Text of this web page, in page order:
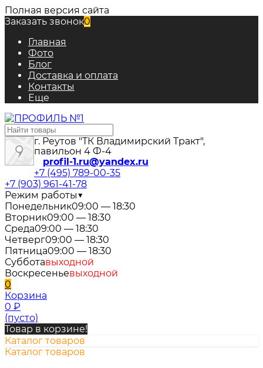
Полная версия сайта
Заказать звонок0
Главная
Фото
Блог
Доставка и оплата
Контакты
Еще
г. Реутов "ТК Владимирский Тракт",
павильон 4 Ф-4
profil-1.ru@yandex.ru
+7 (495) 789-00-35
+7 (903) 961-41-78
Режим работы▼
Понедельник09:00 — 18:30
Вторник09:00 — 18:30
Среда09:00 — 18:30
Четверг09:00 — 18:30
Пятница09:00 — 18:30
Субботавыходной
Воскресеньевыходной
0
Корзина
0 ₽
(пусто)
Товар в корзине!
Каталог товаров
Каталог товаров